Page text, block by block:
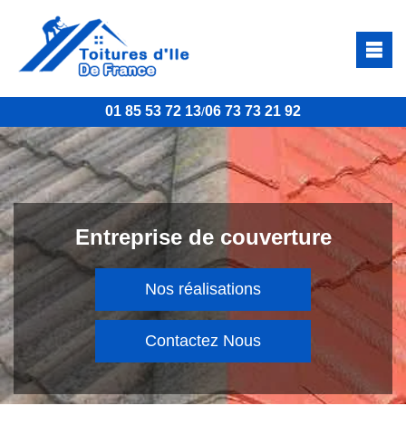
01 85 53 72 13/06 73 73 21 92
Entreprise de couverture
Nos réalisations
Contactez Nous